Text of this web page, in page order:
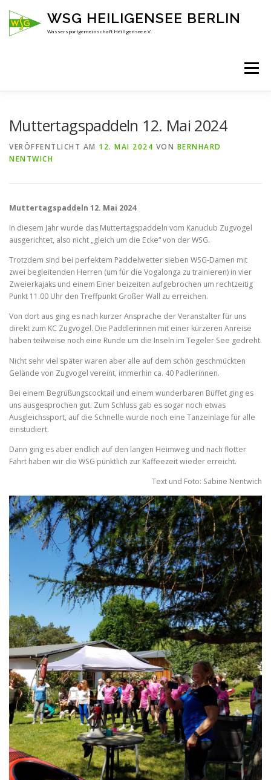
Inhalt
springen
WSG HEILIGENSEE BERLIN
Wassersportgemeinschaft Heiligensee e.V.
Menü
AKTUELLES
Muttertagspaddeln 12. Mai 2024
VERÖFFENTLICHT AM 12. MAI 2024 VON BERNHARD
NENTWICH
Muttertagspaddeln 12. Mai 2024
In diesem Jahr wurde das Muttertagspaddeln vom Kanuclub Zugvogel
ausgerichtet, also nicht „gleich um die Ecke“ von der WSG.
Trotzdem sind bei perfektem Paddelwetter sieben WSG-Damen mit
zwei begleitenden Herren (um für die Vogalonga zu trainieren) in vier
Zweierkajaks und einem Einer beizeiten aufgebrochen um rechtzeitig
Punkt 11.00 Uhr den Treffpunkt Großer Wall zu erreichen.
Von dort aus ging es nach kurzer Ansprache der Veranstalter für uns
direkt zum KC Zugvogel. Die Paddlerinnen mit einer kürzeren Anreise
haben teilweise noch eine Runde um die Inseln im Tegeler See gedreht.
Nicht sehr viel später waren aber alle auf dem schön geschmückten
Gelände von Zugvogel vereint, immerhin ca. 40 Padlerinnen.
Bei einem Begrüßungscocktail und einem wunderbaren Büffet ging es
uns ausgesprochen gut. Zum Schluss gab es sogar noch etwas
Ausgleichssport, auf die Schnelle wurde noch eine Tanzeinlage für alle
einstudiert.
Dann ging es aber endlich auf den langen Heimweg und nach flotter
Fahrt haben wir die WSG pünktlich zur Kaffeezeit wieder erreicht.
Text und Foto: Sabine Nentwich